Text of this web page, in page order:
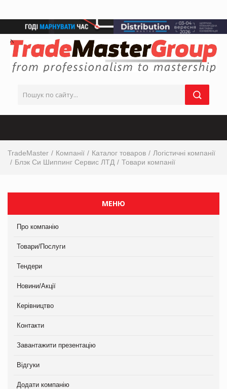
TradeMaster Компанії Каталог товаров
Логістичні компанії
Блэк Си Шиппинг Сервис ЛТД
Товари компанії
МЕНЮ
Про компанію
Товари/Послуги
Тендери
Новини/Акції
Керівництво
Контакти
Завантажити презентацію
Відгуки
Додати компанію